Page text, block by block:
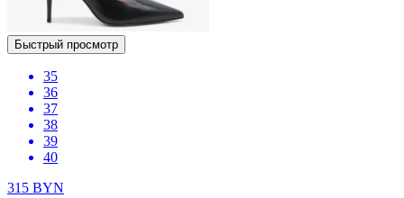
Быстрый просмотр
35
36
37
38
39
40
315 BYN